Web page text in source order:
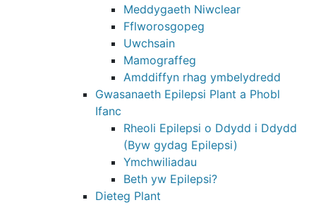
Meddygaeth Niwclear
Fflworosgopeg
Uwchsain
Mamograffeg
Amddiffyn rhag ymbelydredd
Gwasanaeth Epilepsi Plant a Phobl
Ifanc
Rheoli Epilepsi o Ddydd i Ddydd
(Byw gydag Epilepsi)
Ymchwiliadau
Beth yw Epilepsi?
Dieteg Plant